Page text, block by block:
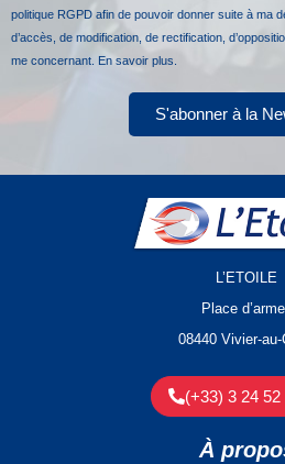
politique RGPD afin de pouvoir donner suite à ma
d’accès, de modification, de rectification,
me concernant. En savoir plus.
S'abonner à la
L’ETOILE
Place
08440 Vivier-au-
(+33) 3 24 52
À